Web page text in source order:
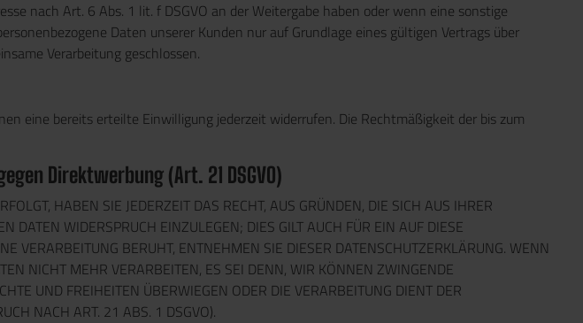
nach Art. 6 Abs. 1 lit. f DSGVO an der Weitergabe haben oder wenn eine sonstige
Daten unserer Kunden nur auf Grundlage eines gültigen Vertrags über
Verarbeitung geschlossen.
eine bereits erteilte Einwilligung jederzeit widerrufen. Die Rechtmäßigkeit der bis zum
Direktwerbung (Art. 21 DSGVO)
HABEN SIE JEDERZEIT DAS RECHT, AUS GRÜNDEN, DIE SICH AUS IHRER
DATEN WIDERSPRUCH EINZULEGEN; DIES GILT AUCH FÜR EIN AUF DIESE
VERARBEITUNG BERUHT, ENTNEHMEN SIE DIESER DATENSCHUTZERKLÄRUNG. WENN
NICHT MEHR VERARBEITEN, ES SEI DENN, WIR KÖNNEN ZWINGENDE
UND FREIHEITEN ÜBERWIEGEN ODER DIE VERARBEITUNG DIENT DER
NACH ART. 21 ABS. 1 DSGVO).